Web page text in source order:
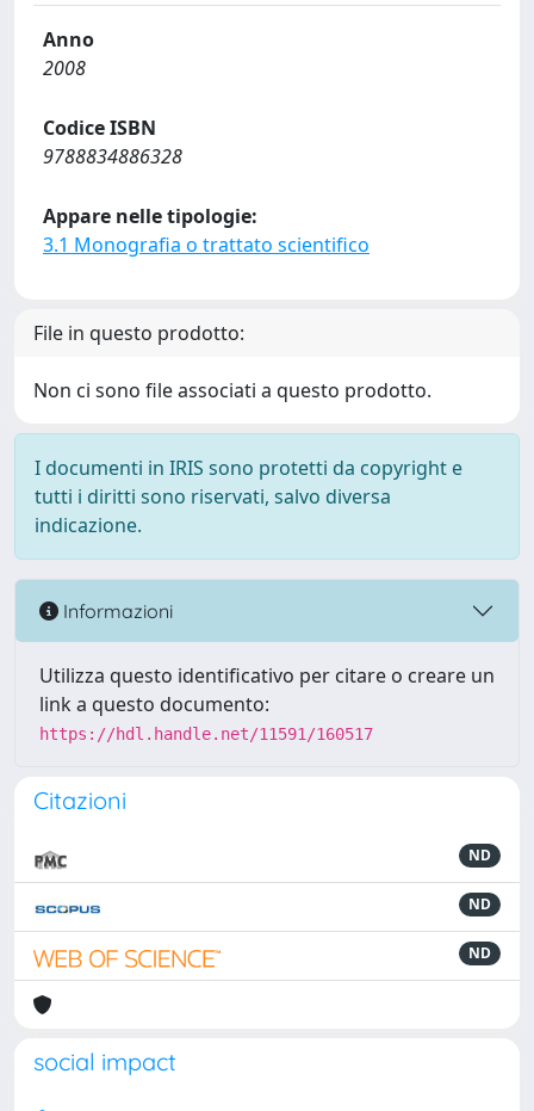
Anno
2008
Codice ISBN
9788834886328
Appare nelle tipologie:
3.1 Monografia o trattato scientifico
File in questo prodotto:
Non ci sono file associati a questo prodotto.
I documenti in IRIS sono protetti da copyright e
tutti i diritti sono riservati, salvo diversa
indicazione.
Informazioni
Utilizza questo identificativo per citare o creare un
link a questo documento:
https://hdl.handle.net/11591/160517
Citazioni
ND
ND
ND
social impact